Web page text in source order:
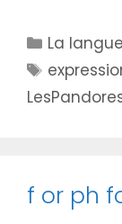
La
f or ph